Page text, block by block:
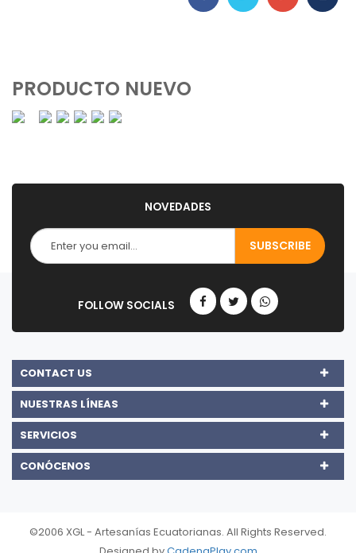
PRODUCTO NUEVO
NOVEDADES
CONTACT US
NUESTRAS LÍNEAS
SERVICIOS
CONÓCENOS
©2006 XGL - Artesanías Ecuatorianas. All Rights Reserved.